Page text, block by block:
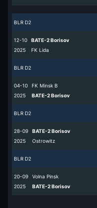
BLR D2
12-10
2025
BATE-2 Borisov
FK Lida
BLR D2
04-10
2025
FK Minsk B
BATE-2 Borisov
BLR D2
28-09
2025
BATE-2 Borisov
Ostrowitz
BLR D2
20-09
2025
Volna Pinsk
BATE-2 Borisov